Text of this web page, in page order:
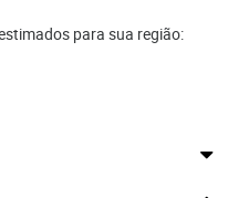
para sua região: